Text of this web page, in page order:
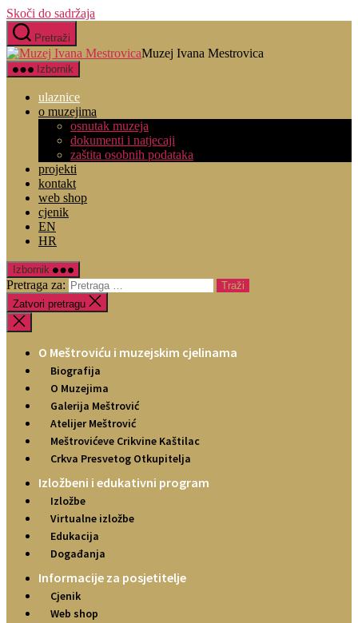
Skoči do sadržaja
Pretraži
Muzej Ivana Mestrovica
Izbornik
ulaznice
o muzejima
osnutak muzeja
dokumenti i natjecaji
zaštita osobnih podataka
projekti
kontakt
web shop
cjenik
EN
HR
Izbornik
Pretraga za:
Zatvori pretragu
O Meštroviću i muzejskim cjelinama
Biografija
O Muzejima
Galerija Meštrović
Atelijer Meštrović
Meštrovićeve Crikvine Kaštilac
Crkva Presvetog Otkupitelja
Izložbeni i edukativni program
Izložbe
Virtualne izložbe
Edukacija
Događanja
Informacije za posjetitelje
Cjenik
Web shop